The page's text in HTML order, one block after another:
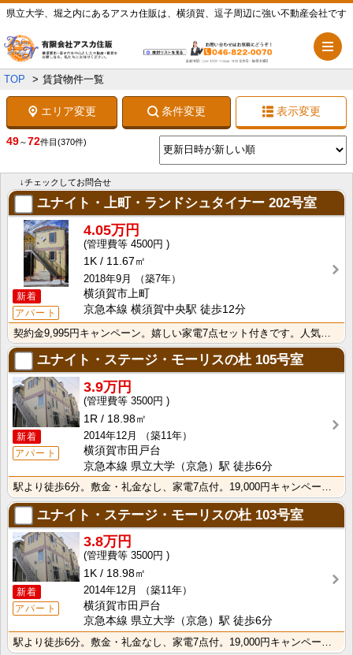
県立大学、堀之内にあるアスカ住販は、横須賀、逗子周辺に強い不動産会社です
TOP 賃貸物件一覧
エリア変更 条件変更 表示変更
49～72件目(370件)
↓チェックしてお問合せ
ユナイト・上町・ランドシュタイナー 202号室
新着
アパート
4.05万円
4500円
1K
11.67㎡
2018年9月
（築7年）
横須賀市上町
京急本線 横須賀中央駅 徒歩12分
ユナイト・ステージ・モーリスの杜 105号室
新着
アパート
3.9万円
3500円
1R
18.98㎡
2014年12月
（築11年）
横須賀市田戸台
京急本線 県立大学（京急）駅 徒歩6分
ユナイト・ステージ・モーリスの杜 103号室
新着
アパート
3.8万円
3500円
1K
18.98㎡
2014年12月
（築11年）
横須賀市田戸台
京急本線 県立大学（京急）駅 徒歩6分